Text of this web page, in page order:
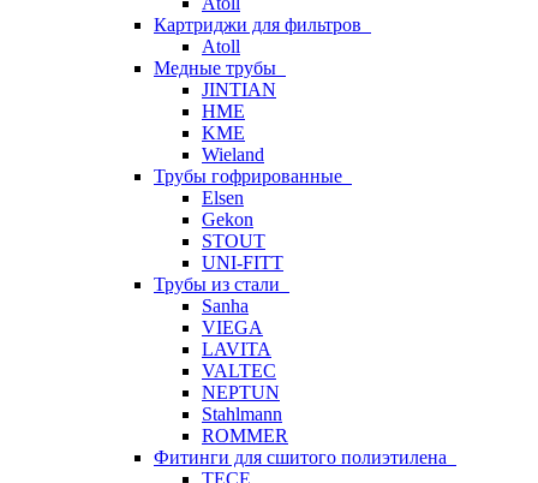
Картриджи для фильтров
Atoll
Медные трубы
JINTIAN
HME
KME
Wieland
Трубы гофрированные
Elsen
Gekon
STOUT
UNI-FITT
Трубы из стали
Sanha
VIEGA
LAVITA
VALTEC
NEPTUN
Stahlmann
ROMMER
Фитинги для сшитого полиэтилена
TECE